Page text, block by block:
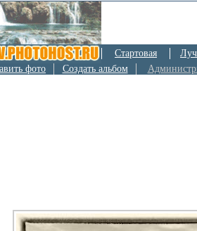
Стартовая
фото Создать альбом